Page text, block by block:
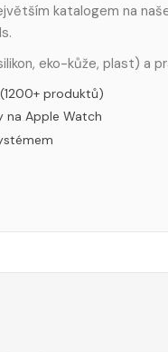
katalogem na
eko-kůže, plast) a
produktů)
na Apple Watch